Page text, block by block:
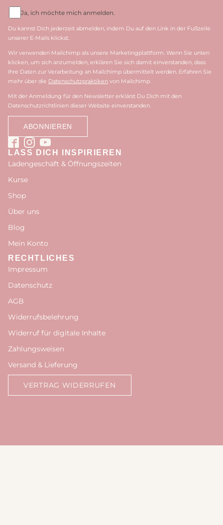
Ja, ich möchte mich anmelden.
Du kannst Dich jederzeit abmelden, indem Du auf den Link in der Fußzeile
unserer E-Mails klickst.
Wir verwenden Mailchimp als unsere Marketingplattform. Wenn Sie unten
klicken, um sich anzumelden, erklären Sie sich damit einverstanden, dass
Ihre Daten zur Verarbeitung an Mailchimp übermittelt werden. Erfahren Sie
mehr über die Datenschutzpraktiken von Mailchimp.
Mit der Anmeldung für den Newsletter erklärst Du Dich mit den
Datenschutzrichtlinien dieser Website einverstanden.
LASS DICH INSPIRIEREN
Ladengeschäft & Öffnungszeiten
Kurse
Shop
Über uns
Blog
Mein Konto
RECHTLICHES
Impressum
Datenschutz
AGB
Widerrufsbelehrung
Widerruf für digitale Inhalte
Zahlungsweisen
Versand & Lieferung
VERTRAG WIDERRUFEN